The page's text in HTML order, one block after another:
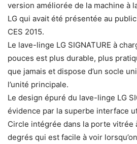
version améliorée de la machine à
LG qui avait été présentée au
CES 2015.
Le lave-linge LG SIGNATURE à
pouces est plus durable, plus
que jamais et dispose d’un socle
l’unité principale.
Le design épuré du lave-linge LG
évidence par la superbe interface
Circle intégrée dans la porte vitrée
degrés qui est facile à voir